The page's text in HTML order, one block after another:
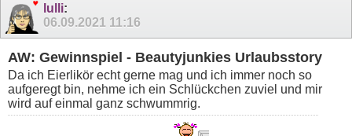
lulli:
06.09.2021 11:16
AW: Gewinnspiel - Beautyjunkies Urlaubsstory
Da ich Eierlikör echt gerne mag und ich immer noch so
aufgeregt bin, nehme ich ein Schlückchen zuviel und mir
wird auf einmal ganz schwummrig.